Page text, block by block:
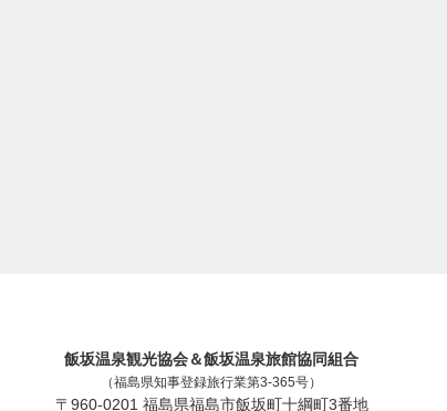
飯坂温泉観光協会＆飯坂温泉旅館協同組合
（福島県知事登録旅行業第3-365号）
〒960-0201 福島県福島市飯坂町十綱町3番地